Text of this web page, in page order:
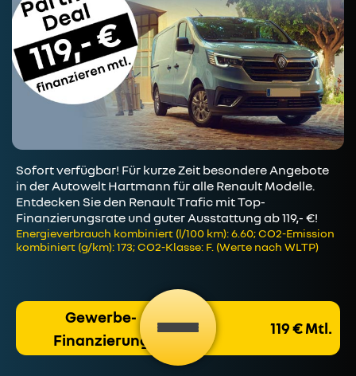
Sofort verfügbar! Für kurze Zeit besondere Angebote
in der Autowelt Hartmann für alle Renault Modelle.
Entdecken Sie den Renault Trafic mit Top-
Finanzierungsrate und guter Ausstattung ab 119,- €!
Energieverbrauch kombiniert (l/100 km): 6.60; CO2-Emission
kombiniert (g/km): 173; CO2-Klasse: F. (Werte nach WLTP)
Gewerbe-
Finanzierung
119 € Mtl.